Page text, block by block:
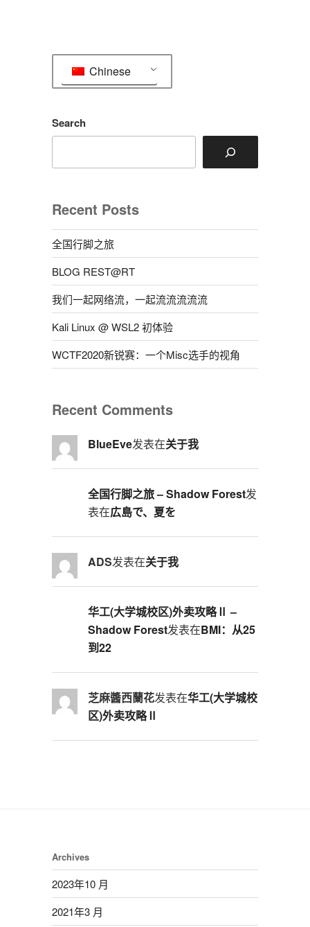
Chinese
Search
Recent Posts
全国行脚之旅
BLOG REST@RT
我们一起网络流，一起流流流流流
Kali Linux @ WSL2 初体验
WCTF2020新锐赛：一个Misc选手的视角
Recent Comments
BlueEve发表在关于我
全国行脚之旅 – Shadow Forest发
表在広島で、夏を
ADS发表在关于我
华工(大学城校区)外卖攻略Ⅱ –
Shadow Forest发表在BMI：从25
到22
芝麻醬西蘭花发表在华工(大学城校
区)外卖攻略Ⅱ
Archives
2023年10 月
2021年3 月